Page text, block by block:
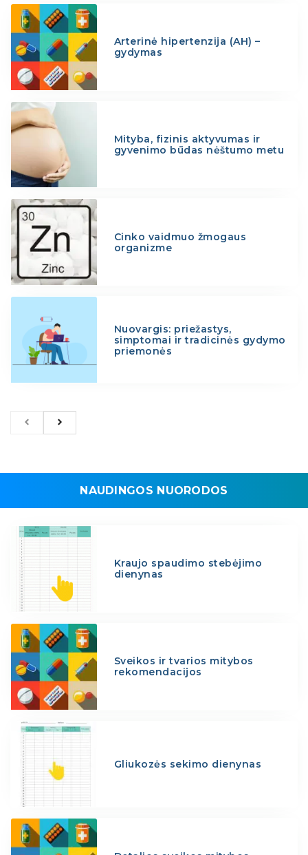
Arterinė hipertenzija (AH) –
gydymas
Mityba, fizinis aktyvumas ir
gyvenimo būdas nėštumo metu
Cinko vaidmuo žmogaus
organizme
Nuovargis: priežastys,
simptomai ir tradicinės gydymo
priemonės
NAUDINGOS NUORODOS
Kraujo spaudimo stebėjimo
dienynas
Sveikos ir tvarios mitybos
rekomendacijos
Gliukozės sekimo dienynas